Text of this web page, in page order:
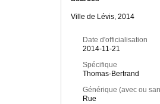
Ville de Lévis, 2014
Date d'officialisation
2014-11-21
Spécifique
Thomas-Bertrand
Générique (avec ou
Rue